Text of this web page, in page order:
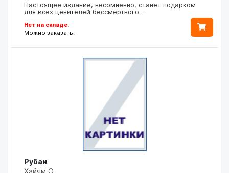
Настоящее издание, несомненно, станет подарком
для всех ценителей бессмертного…
Нет на складе.
Можно заказать.
Рубаи
Хайям О.